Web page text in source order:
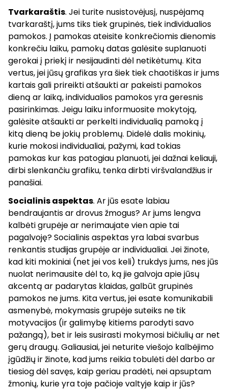
Tvarkaraštis. Jei turite nusistovėjusį, nuspėjamą
tvarkaraštį, jums tiks tiek grupinės, tiek individualios
pamokos. Į pamokas ateisite konkrečiomis dienomis
konkrečiu laiku, pamokų datas galėsite suplanuoti
gerokai į priekį ir nesijaudinti dėl netikėtumų. Kita
vertus, jei jūsų grafikas yra šiek tiek chaotiškas ir jums
kartais gali prireikti atšaukti ar pakeisti pamokos
dieną ar laiką, individualios pamokos yra geresnis
pasirinkimas. Jeigu laiku informuosite mokytoją,
galėsite atšaukti ar perkelti individualią pamoką į
kitą dieną be jokių problemų. Didelė dalis mokinių,
kurie mokosi individualiai, pažymi, kad tokias
pamokas kur kas patogiau planuoti, jei dažnai keliauji,
dirbi slenkančiu grafiku, tenka dirbti viršvalandžius ir
panašiai.
Socialinis aspektas. Ar jūs esate labiau
bendraujantis ar drovus žmogus? Ar jums lengva
kalbėti grupėje ar nerimaujate vien apie tai
pagalvoję? Socialinis aspektas yra labai svarbus
renkantis studijas grupėje ar individualiai. Jei žinote,
kad kiti mokiniai (net jei vos keli) trukdys jums, nes jūs
nuolat nerimausite dėl to, ką jie galvoja apie jūsų
akcentą ar padarytas klaidas, galbūt grupinės
pamokos ne jums. Kita vertus, jei esate komunikabili
asmenybė, mokymasis grupėje suteiks ne tik
motyvacijos (ir galimybę kitiems parodyti savo
pažangą), bet ir leis susirasti mokymosi bičiulių ar net
gerų draugų. Galiausiai, jei neturite viešojo kalbėjimo
įgūdžių ir žinote, kad jums reikia tobulėti dėl darbo ar
tiesiog dėl savęs, kaip geriau pradėti, nei apsuptam
žmonių, kurie yra toje pačioje valtyje kaip ir jūs?